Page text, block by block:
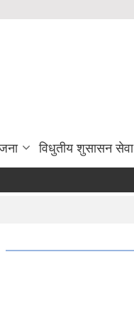
विधुतीय शुसासन सेवा